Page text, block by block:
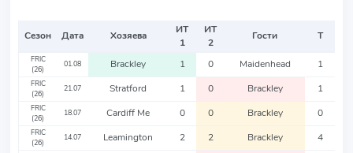
Сезон Дата Хозяева
ИТ
1
ИТ
2
Гости Т
FRIC
(26)
01.08 Brackley 1 0 Maidenhead 1
FRIC
(26)
21.07 Stratford 1 0 Brackley 1
FRIC
(26)
18.07 Cardiff Me 0 0 Brackley 0
FRIC
(26)
14.07 Leamington 2 2 Brackley 4